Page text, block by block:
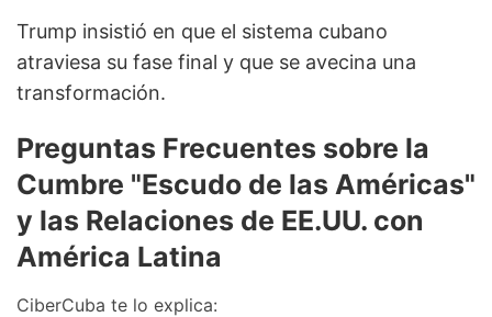
Trump insistió en que el sistema cubano
atraviesa su fase final y que se avecina una
transformación.
Preguntas Frecuentes sobre la
Cumbre "Escudo de las Américas"
y las Relaciones de EE.UU. con
América Latina
CiberCuba te lo explica: